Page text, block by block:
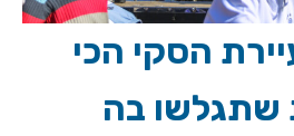
הסקי הכי
שתגלשו בה